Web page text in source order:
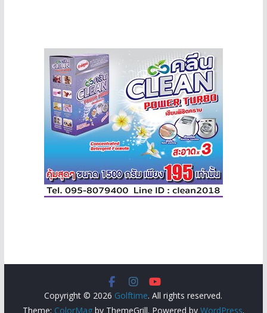
Copyright © 2026 Golftime. All rights reserved.
Theme: ColorMagby ThemeGrill. Powered by WordPress.